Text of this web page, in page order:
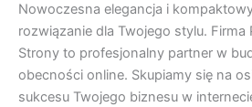
Nowoczesna elegancja i
rozwiązanie dla Twojego stylu.
Strony to profesjonalny partner w
obecności online. Skupiamy się na
sukcesu Twojego biznesu w